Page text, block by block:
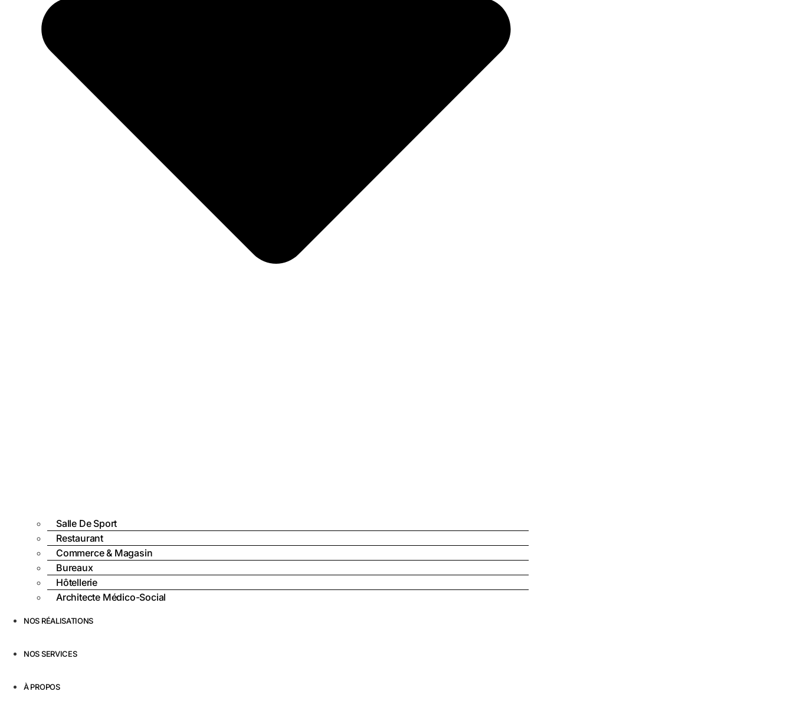
Salle De Sport
Restaurant
Commerce & Magasin
Bureaux
Hôtellerie
Architecte Médico-Social
NOS RÉALISATIONS
NOS SERVICES
À PROPOS